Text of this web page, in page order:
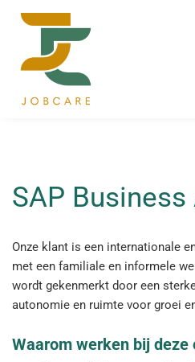
SAP
Onze klant is een internationale
met een familiale en informele
wordt gekenmerkt door een
autonomie en ruimte voor groei
Waarom werken bij deze